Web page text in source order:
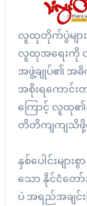
လူထုတိုက်ပွဲများ
လူထုအရေးကို လု
အဖွဲ့ချုပ်၏ အဓိ
အစိုးရကောင်း
ကြောင့် လူထု၏
တိတိကျကျသိ
နှစ်ပေါင်းမျ
သော နိုင်ငံတ
ပဲ အရည်အချင်း